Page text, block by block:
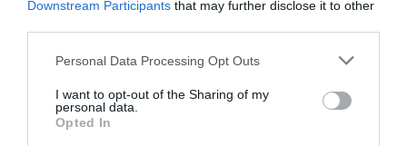
Downstream Participants that may further disclose it to other
Personal Data Processing Opt Outs
I want to opt-out of the Sharing of my
personal data.
Opted In
Imprimir